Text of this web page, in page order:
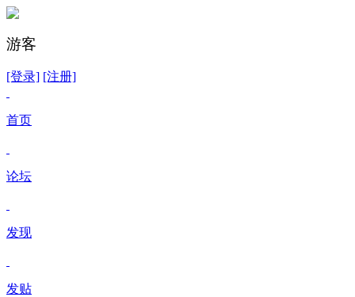
游客
[登录] [注册]
首页
论坛
发现
发贴